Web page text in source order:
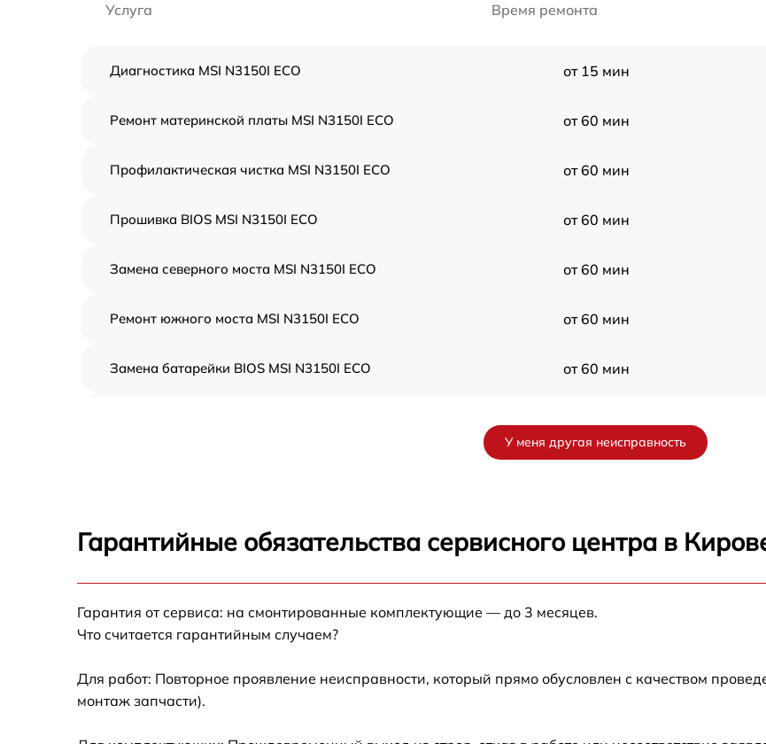
Услуга Время ремонта
Диагностика MSI N3150I ECO от 15 мин
Ремонт материнской платы MSI N3150I ECO от 60 мин
Профилактическая чистка MSI N3150I ECO от 60 мин
Прошивка BIOS MSI N3150I ECO от 60 мин
Замена северного моста MSI N3150I ECO от 60 мин
Ремонт южного моста MSI N3150I ECO от 60 мин
Замена батарейки BIOS MSI N3150I ECO от 60 мин
У меня другая неисправность
Гарантийные обязательства сервисного центра в
Гарантия от сервиса: на смонтированные комплектующие — до 3 месяцев.
Что считается гарантийным случаем?
Для работ: Повторное проявление неисправности, который прямо обусловлен с качеством
монтаж запчасти).